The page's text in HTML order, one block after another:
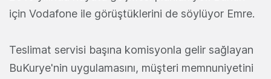
için Vodafone ile görüştüklerini de söylüyor Emre.
Teslimat servisi başına komisyonla gelir sağlayan
BuKurye'nin uygulamasını, müşteri memnuniyetini